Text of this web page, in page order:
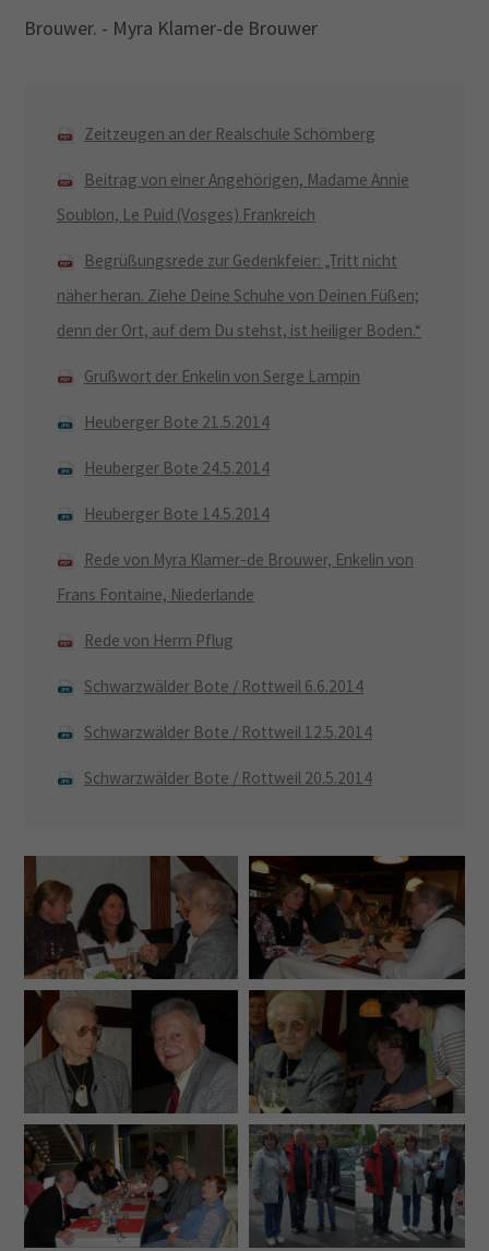
Brouwer. - Myra Klamer-de Brouwer
Zeitzeugen an der Realschule Schömberg
Beitrag von einer Angehörigen, Madame Annie
Soublon, Le Puid (Vosges) Frankreich
Begrüßungsrede zur Gedenkfeier: „Tritt nicht
näher heran. Ziehe Deine Schuhe von Deinen Füßen;
denn der Ort, auf dem Du stehst, ist heiliger Boden.“
Grußwort der Enkelin von Serge Lampin
Heuberger Bote 21.5.2014
Heuberger Bote 24.5.2014
Heuberger Bote 14.5.2014
Rede von Myra Klamer-de Brouwer, Enkelin von
Frans Fontaine, Niederlande
Rede von Herrn Pflug
Schwarzwälder Bote / Rottweil 6.6.2014
Schwarzwälder Bote / Rottweil 12.5.2014
Schwarzwälder Bote / Rottweil 20.5.2014